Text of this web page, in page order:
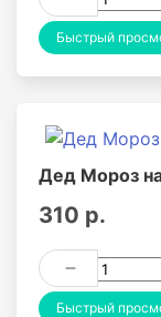
Быстрый
Дед Мороз
310 р.
Быстрый